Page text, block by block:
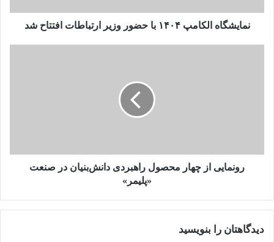
شد
نمایشگاه الکامپ ۱۴۰۴ با حضور وزیر ارتباطات افتتاح شد
«پلیمر»
رونمایی از چهار محصول راهبردی دانش‌بنیان در صنعت
«پلیمر»
دیدگاهتان را بنویسید